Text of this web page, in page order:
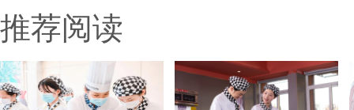
推荐阅读